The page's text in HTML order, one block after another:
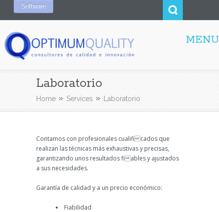
Software
MENU
Laboratorio
Home Services Laboratorio
Contamos con profesionales cualificados que
realizan las técnicas más exhaustivas y precisas,
garantizando unos resultados fiables y ajustados
a sus necesidades.
Garantía de calidad y a un precio económico:
Fiabilidad